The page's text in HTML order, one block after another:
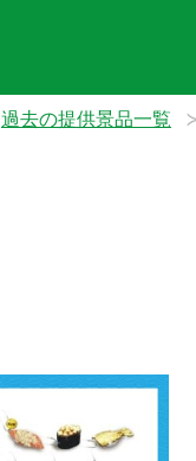
過去の提供景品一覧